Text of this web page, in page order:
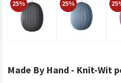
25% 25%
Made By Hand - Knit-Wit